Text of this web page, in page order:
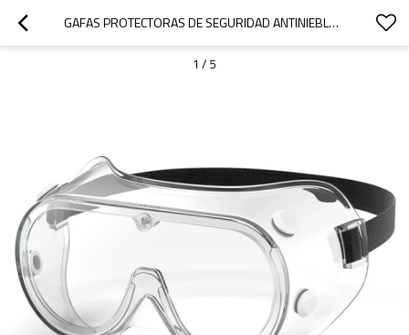
GAFAS PROTECTORAS DE SEGURIDAD ANTINIEBLA CONTRA LA PROTECCIÓN CONTRA SALPICADURAS DE LÍQUIDOS GAFAS PROTECTORAS DE SEGURIDAD
1 / 5